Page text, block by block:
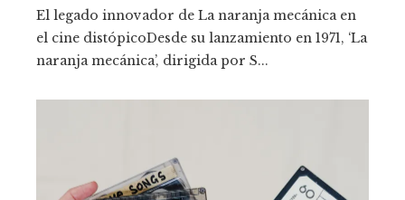
El legado innovador de La naranja mecánica en
el cine distópicoDesde su lanzamiento en 1971, ‘La
naranja mecánica’, dirigida por S...